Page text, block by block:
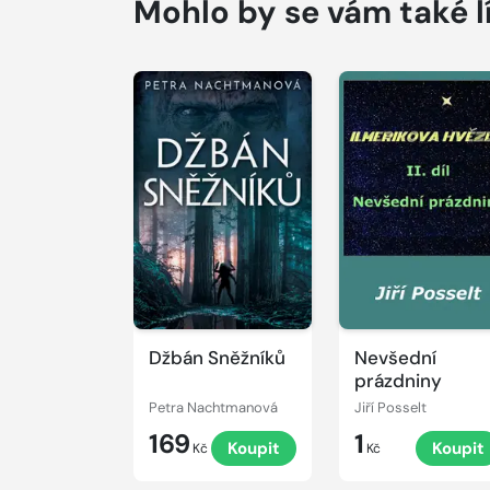
Mohlo by se vám také
Džbán Sněžníků
Petra Nachtmanová
169 Kč Koupit
Nevšední
prázdniny
Jiří Posselt
1 Kč Koupit